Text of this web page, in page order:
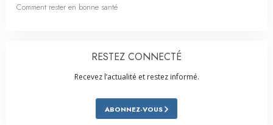
Comment rester en bonne santé
RESTEZ CONNECTÉ
Recevez l’actualité et restez informé.
ABONNEZ-VOUS